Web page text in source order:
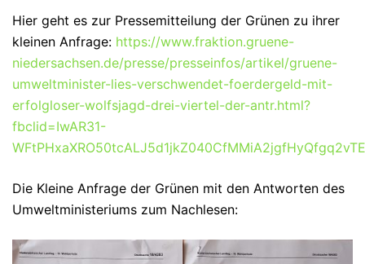
Hier geht es zur Pressemitteilung der Grünen zu ihrer
kleinen Anfrage: https://www.fraktion.gruene-
niedersachsen.de/presse/presseinfos/artikel/gruene-
umweltminister-lies-verschwendet-foerdergeld-mit-
erfolgloser-wolfsjagd-drei-viertel-der-antr.html?
fbclid=IwAR31-
Die Kleine Anfrage der Grünen mit den Antworten des
Umweltministeriums zum Nachlesen: